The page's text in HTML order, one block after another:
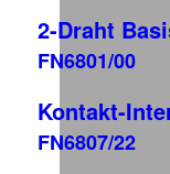
2-Draht
FN6801/00
Kontakt-
FN6807/22